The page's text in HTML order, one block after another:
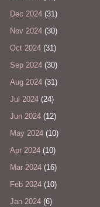
Dec 2024 (31)
Nov 2024 (30)
Oct 2024 (31)
Sep 2024 (30)
Aug 2024 (31)
Jul 2024 (24)
Jun 2024 (12)
May 2024 (10)
Apr 2024 (10)
Mar 2024 (16)
Feb 2024 (10)
Jan 2024 (6)